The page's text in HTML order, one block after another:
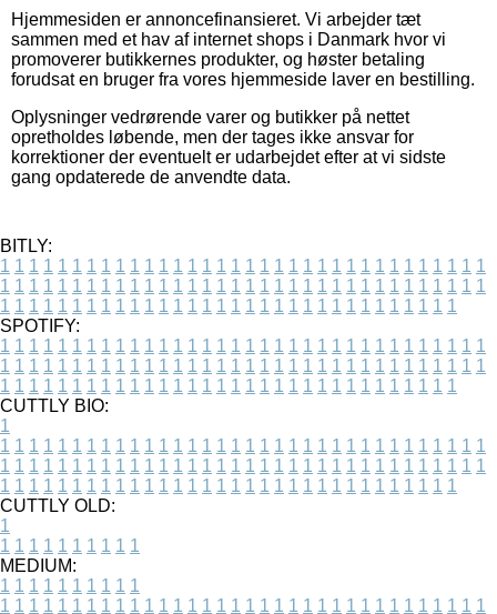
Hjemmesiden er annoncefinansieret. Vi arbejder tæt
sammen med et hav af internet shops i Danmark hvor vi
promoverer butikkernes produkter, og høster betaling
forudsat en bruger fra vores hjemmeside laver en bestilling.
Oplysninger vedrørende varer og butikker på nettet
opretholdes løbende, men der tages ikke ansvar for
korrektioner der eventuelt er udarbejdet efter at vi sidste
gang opdaterede de anvendte data.
BITLY:
1 1 1 1 1 1 1 1 1 1 1 1 1 1 1 1 1 1 1 1 1 1 1 1 1 1 1 1 1 1 1 1 1 1
1 1 1 1 1 1 1 1 1 1 1 1 1 1 1 1 1 1 1 1 1 1 1 1 1 1 1 1 1 1 1 1 1 1
1 1 1 1 1 1 1 1 1 1 1 1 1 1 1 1 1 1 1 1 1 1 1 1 1 1 1 1 1 1 1 1
SPOTIFY:
1 1 1 1 1 1 1 1 1 1 1 1 1 1 1 1 1 1 1 1 1 1 1 1 1 1 1 1 1 1 1 1 1 1
1 1 1 1 1 1 1 1 1 1 1 1 1 1 1 1 1 1 1 1 1 1 1 1 1 1 1 1 1 1 1 1 1 1
1 1 1 1 1 1 1 1 1 1 1 1 1 1 1 1 1 1 1 1 1 1 1 1 1 1 1 1 1 1 1 1
CUTTLY BIO:
1
1 1 1 1 1 1 1 1 1 1 1 1 1 1 1 1 1 1 1 1 1 1 1 1 1 1 1 1 1 1 1 1 1 1
1 1 1 1 1 1 1 1 1 1 1 1 1 1 1 1 1 1 1 1 1 1 1 1 1 1 1 1 1 1 1 1 1 1
1 1 1 1 1 1 1 1 1 1 1 1 1 1 1 1 1 1 1 1 1 1 1 1 1 1 1 1 1 1 1 1
CUTTLY OLD:
1
1 1 1 1 1 1 1 1 1 1
MEDIUM:
1 1 1 1 1 1 1 1 1 1
1 1 1 1 1 1 1 1 1 1 1 1 1 1 1 1 1 1 1 1 1 1 1 1 1 1 1 1 1 1 1 1 1 1